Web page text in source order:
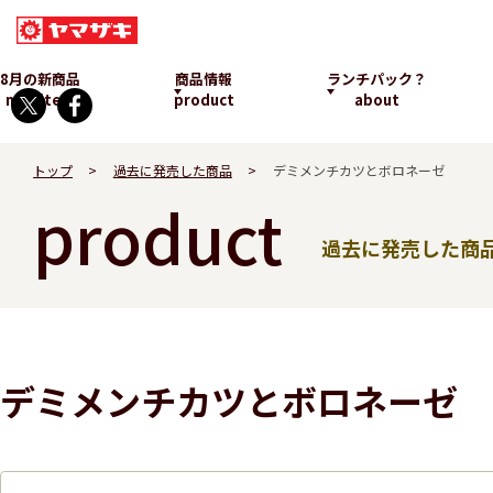
8月の新商品
new item
商品情報
product
発売中
ランチパック？
about
トップ 過去に発売した商品 デミメンチカツとボロネーゼ
product 過去に発売した商
デミメンチカツとボロネーゼ